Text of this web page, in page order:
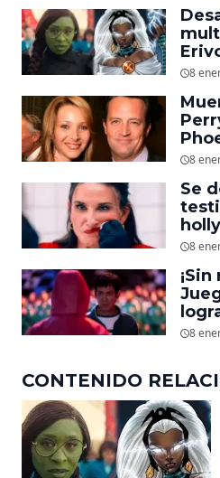
8
dejó
8
Se
8
8
CONTENIDO